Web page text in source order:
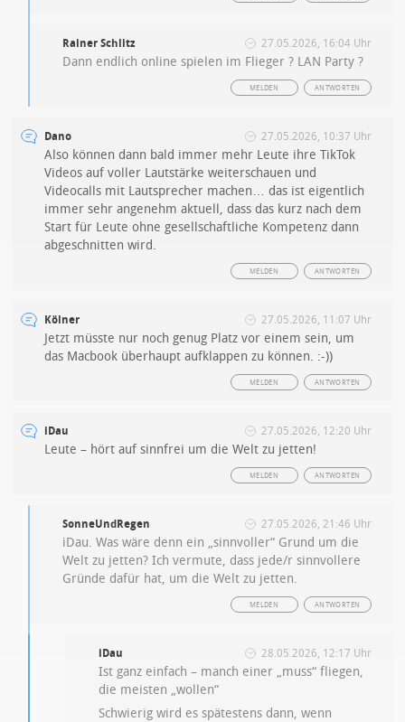
Rainer Schlitz 27.05.2026, 16:04 Uhr
Dann endlich online spielen im Flieger ? LAN Party ?
ANTWORTEN
MELDEN
Dano 27.05.2026, 10:37 Uhr
Also können dann bald immer mehr Leute ihre TikTok
Videos auf voller Lautstärke weiterschauen und
Videocalls mit Lautsprecher machen… das ist eigentlich
immer sehr angenehm aktuell, dass das kurz nach dem
Start für Leute ohne gesellschaftliche Kompetenz dann
abgeschnitten wird.
ANTWORTEN
MELDEN
Kölner 27.05.2026, 11:07 Uhr
Jetzt müsste nur noch genug Platz vor einem sein, um
das Macbook überhaupt aufklappen zu können. :-))
ANTWORTEN
MELDEN
iDau 27.05.2026, 12:20 Uhr
Leute – hört auf sinnfrei um die Welt zu jetten!
ANTWORTEN
MELDEN
SonneUndRegen 27.05.2026, 21:46 Uhr
iDau. Was wäre denn ein „sinnvoller“ Grund um die
Welt zu jetten? Ich vermute, dass jede/r sinnvollere
Gründe dafür hat, um die Welt zu jetten.
ANTWORTEN
MELDEN
iDau 28.05.2026, 12:17 Uhr
Ist ganz einfach – manch einer „muss“ fliegen,
die meisten „wollen“
Schwierig wird es spätestens dann, wenn